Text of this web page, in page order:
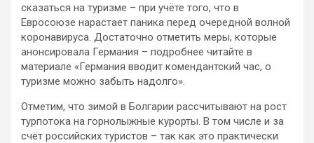
сказаться на туризме – при учёте того, что в
Евросоюзе нарастает паника перед очередной волной
коронавируса. Достаточно отметить меры, которые
анонсировала Германия – подробнее читайте в
материале «Германия вводит комендантский час, о
туризме можно забыть надолго».
Отметим, что зимой в Болгарии рассчитывают на рост
турпотока на горнолыжные курорты. В том числе и за
счёт российских туристов – так как это практически